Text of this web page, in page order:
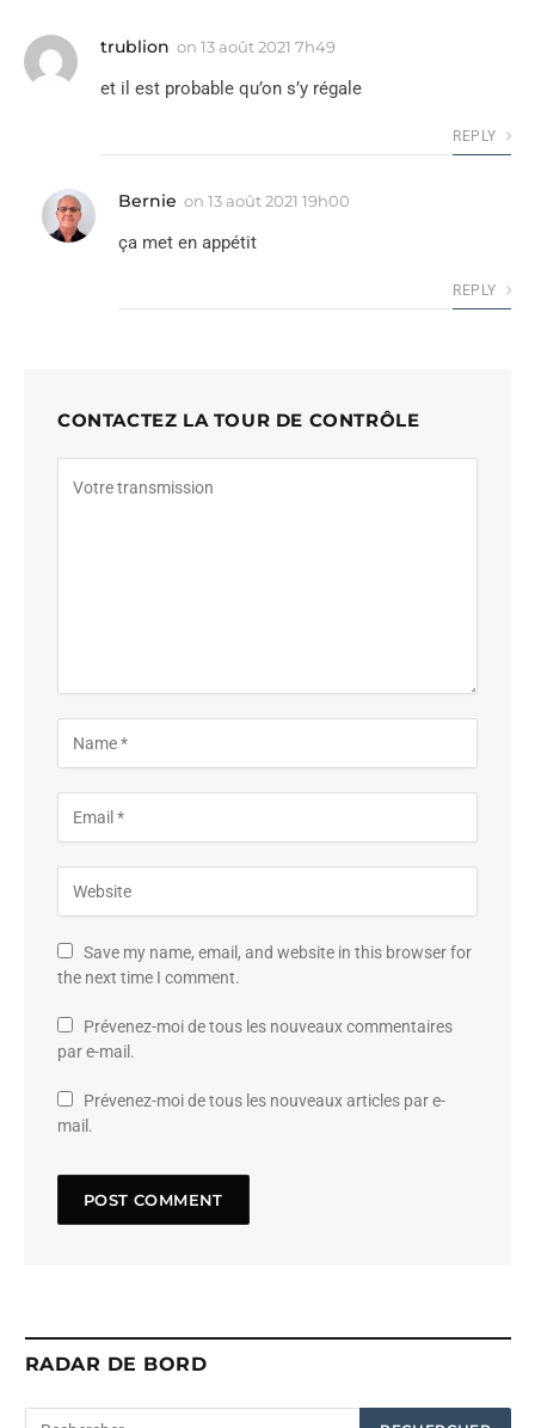
trublion on 13 août 2021 7h49
et il est probable qu’on s’y régale
REPLY
Bernie on 13 août 2021 19h00
ça met en appétit
REPLY
CONTACTEZ LA TOUR DE CONTRÔLE
Save my name, email, and website in this browser for
the next time I comment.
Prévenez-moi de tous les nouveaux commentaires
par e-mail.
Prévenez-moi de tous les nouveaux articles par e-
mail.
RADAR DE BORD